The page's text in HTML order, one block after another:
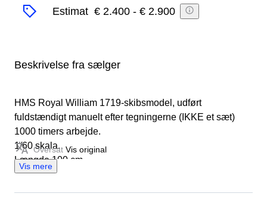
Estimat € 2.400 - € 2.900
Beskrivelse fra sælger
HMS Royal William 1719-skibsmodel, udført
fuldstændigt manuelt efter tegningerne (IKKE et sæt)
1000 timers arbejde.
1/60 skala.
Længde 100 cm.
Upåklagelig tilstand.
Oversat Vis original
Vis mere